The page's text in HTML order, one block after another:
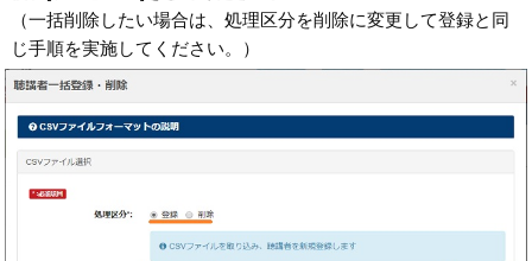
（一括削除したい場合は、処理区分を削除に変更して登録と同
じ手順を実施してください。）